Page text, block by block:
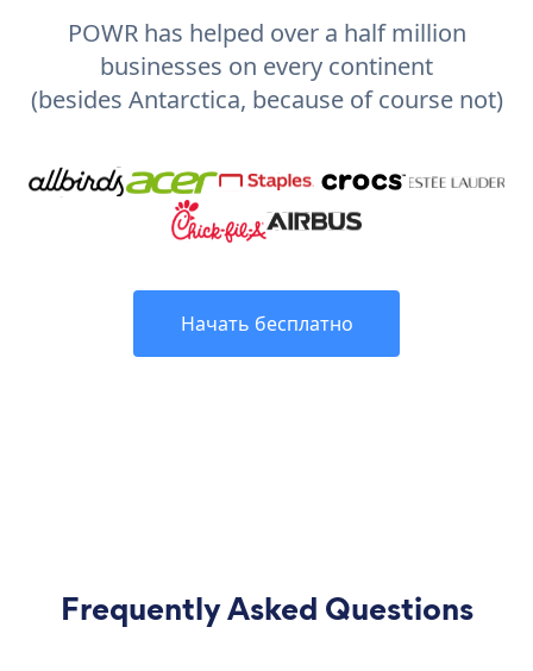
POWR has helped over a half million
businesses on every continent
(besides Antarctica, because of course not)
Начать бесплатно
Frequently Asked Questions